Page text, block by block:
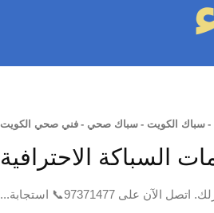
- سباك الكويت - سباك صحي - فني صحي الكويت
استجابة...